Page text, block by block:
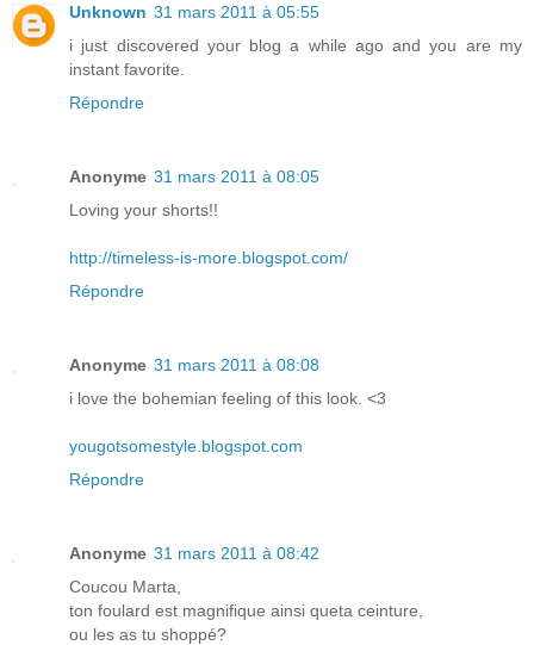
Unknown 31 mars 2011 à 05:55
i just discovered your blog a while ago and you are my
instant favorite.
Répondre
Anonyme 31 mars 2011 à 08:05
Loving your shorts!!
http://timeless-is-more.blogspot.com/
Répondre
Anonyme 31 mars 2011 à 08:08
i love the bohemian feeling of this look. <3
yougotsomestyle.blogspot.com
Répondre
Anonyme 31 mars 2011 à 08:42
Coucou Marta,
ton foulard est magnifique ainsi queta ceinture,
ou les as tu shoppé?